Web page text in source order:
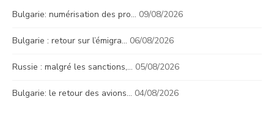
Bulgarie: numérisation des pro… 09/08/2026
Bulgarie : retour sur l’émigra… 06/08/2026
Russie : malgré les sanctions,… 05/08/2026
Bulgarie: le retour des avions… 04/08/2026